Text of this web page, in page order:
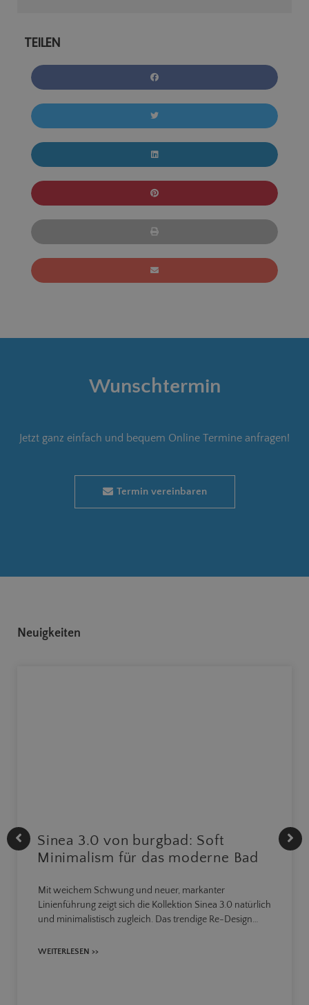
TEILEN
Wunschtermin
Jetzt ganz einfach und bequem Online Termine anfragen!
Termin vereinbaren
Neuigkeiten
Sinea 3.0 von burgbad: Soft
Minimalism für das moderne Bad
Mit weichem Schwung und neuer, markanter
Linienführung zeigt sich die Kollektion Sinea 3.0 natürlich
und minimalistisch zugleich. Das trendige Re-Design…
WEITERLESEN >>